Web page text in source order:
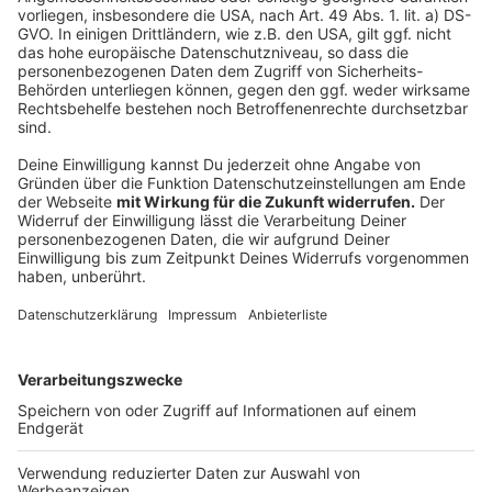
Anzeige
Auch die Viertelfinals werden nicht einheitlich bei
beiden Anbietern laufen. Es ist wahrscheinlich, dass die
Restlichen auf DAZN laufen werden. Halbfinale und
Finale übertragen beide.
Anzeige